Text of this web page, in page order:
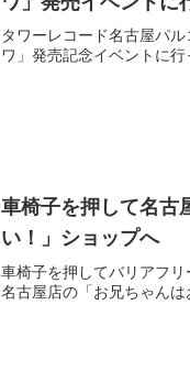
タワーレコード名古屋パ
ワ」発売記念イベントに
車椅子を押して名古
い！」ショップへ
車椅子を押してバリアフ
名古屋店の「お兄ちゃんは